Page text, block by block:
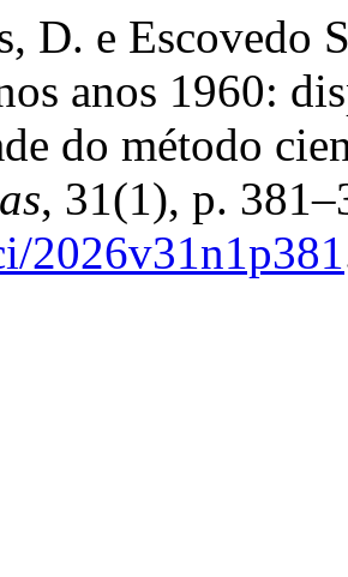
D. e Escovedo
anos 1960:
do método
, 31(1), p.
2026v31n1p381